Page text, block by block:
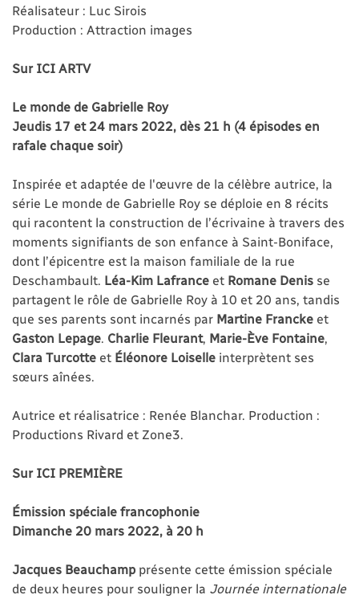
Réalisateur : Luc Sirois
Production : Attraction images
Sur ICI ARTV
Le monde de Gabrielle Roy
Jeudis 17 et 24 mars 2022, dès 21 h (4 épisodes en
rafale chaque soir)
Inspirée et adaptée de l'œuvre de la célèbre autrice, la
série Le monde de Gabrielle Roy se déploie en 8 récits
qui racontent la construction de l’écrivaine à travers des
moments signifiants de son enfance à Saint-Boniface,
dont l’épicentre est la maison familiale de la rue
Deschambault. Léa-Kim Lafrance et Romane Denis se
partagent le rôle de Gabrielle Roy à 10 et 20 ans, tandis
que ses parents sont incarnés par Martine Francke et
Gaston Lepage. Charlie Fleurant, Marie-Ève Fontaine,
Clara Turcotte et Éléonore Loiselle interprètent ses
sœurs aînées.
Autrice et réalisatrice : Renée Blanchar. Production :
Productions Rivard et Zone3.
Sur ICI PREMIÈRE
Émission spéciale francophonie
Dimanche 20 mars 2022, à 20 h
Jacques Beauchamp présente cette émission spéciale
de deux heures pour souligner la Journée internationale